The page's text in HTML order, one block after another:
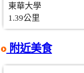
東華大學
1.39公里
附近美食